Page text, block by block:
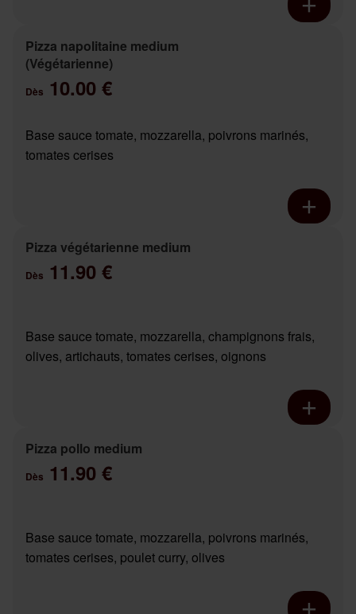
Pizza napolitaine medium
(Végétarienne)
Dès 10.00 €
Base sauce tomate, mozzarella, poivrons marinés,
tomates cerises
Pizza végétarienne medium
Dès 11.90 €
Base sauce tomate, mozzarella, champignons frais,
olives, artichauts, tomates cerises, oignons
Pizza pollo medium
Dès 11.90 €
Base sauce tomate, mozzarella, poivrons marinés,
tomates cerises, poulet curry, olives